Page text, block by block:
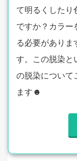
て明るくしたり
ですか？カラー
る必要がありま
す。この脱染と
の脱染について
ます☻